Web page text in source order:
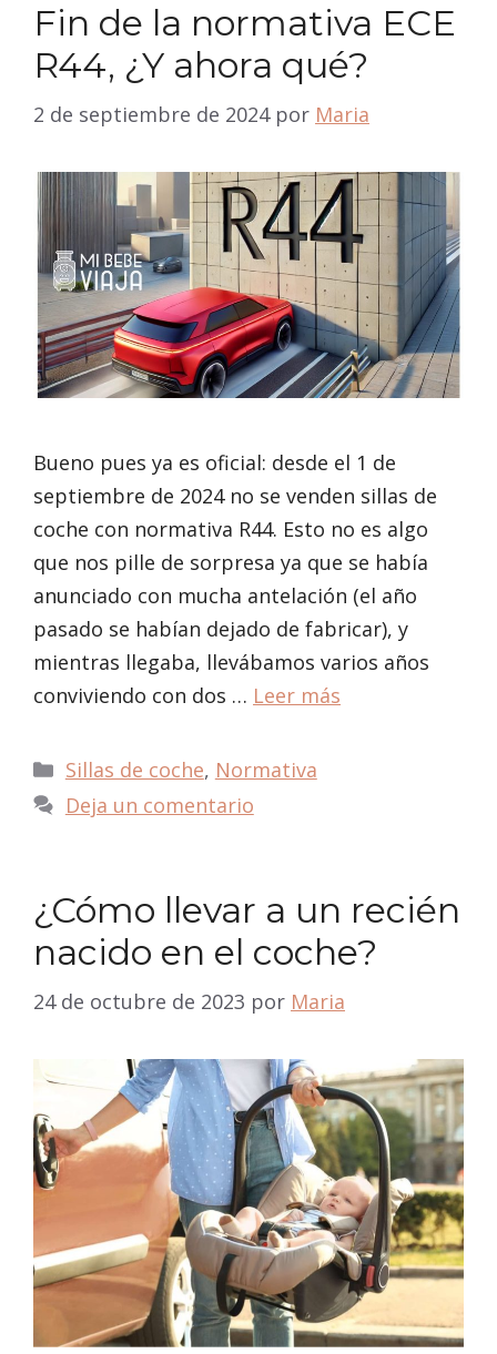
Fin de la normativa ECE
R44, ¿Y ahora qué?
2 de septiembre de 2024 por Maria
Bueno pues ya es oficial: desde el 1 de
septiembre de 2024 no se venden sillas de
coche con normativa R44. Esto no es algo
que nos pille de sorpresa ya que se había
anunciado con mucha antelación (el año
pasado se habían dejado de fabricar), y
mientras llegaba, llevábamos varios años
conviviendo con dos … Leer más
Categorías
Sillas de coche, Normativa
Deja un comentario
¿Cómo llevar a un recién
nacido en el coche?
24 de octubre de 2023 por Maria